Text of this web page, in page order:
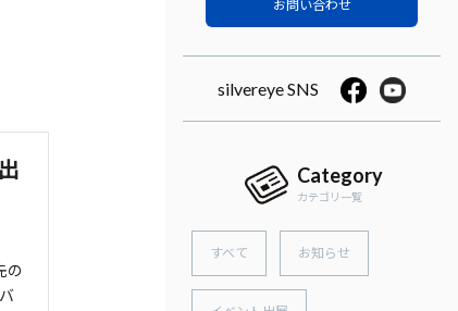
silvereye SNS
の
Category
すべて お知らせ